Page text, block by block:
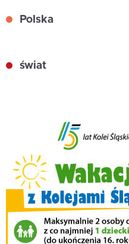
Polska
świat